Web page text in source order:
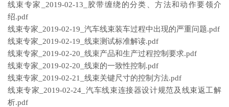
线束专家_2019-02-13_胶带缠绕的分类、方法和动作要领介
绍.pdf
线束专家_2019-02-19_汽车线束装车过程中出现的严重问题.pdf
线束专家_2019-02-19_线束测试标准解读.pdf
线束专家_2019-02-20_线束产品和生产过程控制要求.pdf
线束专家_2019-02-20_线束的一致性控制.pdf
线束专家_2019-02-21_线束关键尺寸的控制方法.pdf
线束专家_2019-02-24_汽车线束连接器设计规范及线束返工解
析.pdf